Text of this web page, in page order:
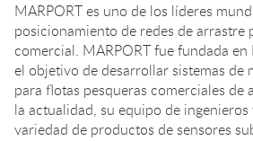
MARPORT es uno de los líderes
posicionamiento de redes de arrastre
comercial. MARPORT fue fundada
el objetivo de desarrollar sistemas de
para flotas pesqueras comerciales de
la actualidad, su equipo de
variedad de productos de sensores